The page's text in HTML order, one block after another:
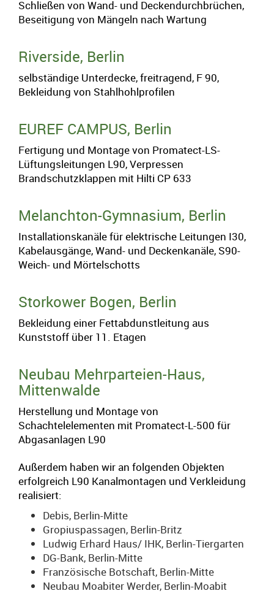
Schließen von Wand- und Deckendurchbrüchen,
Beseitigung von Mängeln nach Wartung
Riverside, Berlin
selbständige Unterdecke, freitragend, F 90,
Bekleidung von Stahlhohlprofilen
EUREF CAMPUS, Berlin
Fertigung und Montage von Promatect-LS-
Lüftungsleitungen L90, Verpressen
Brandschutzklappen mit Hilti CP 633
Melanchton-Gymnasium, Berlin
Installationskanäle für elektrische Leitungen I30,
Kabelausgänge, Wand- und Deckenkanäle, S90-
Weich- und Mörtelschotts
Storkower Bogen, Berlin
Bekleidung einer Fettabdunstleitung aus
Kunststoff über 11. Etagen
Neubau Mehrparteien-Haus,
Mittenwalde
Herstellung und Montage von
Schachtelelementen mit Promatect-L-500 für
Abgasanlagen L90
Außerdem haben wir an folgenden Objekten
erfolgreich L90 Kanalmontagen und Verkleidung
realisiert:
Debis, Berlin-Mitte
Gropiuspassagen, Berlin-Britz
Ludwig Erhard Haus/ IHK, Berlin-Tiergarten
DG-Bank, Berlin-Mitte
Französische Botschaft, Berlin-Mitte
Neubau Moabiter Werder, Berlin-Moabit